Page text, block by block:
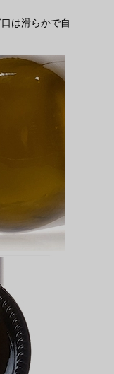
は滑らかで自